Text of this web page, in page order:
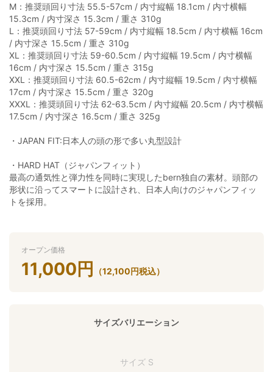
M：推奨頭回り寸法 55.5-57cm / 内寸縦幅 18.1cm / 内寸横幅
15.3cm / 内寸深さ 15.3cm / 重さ 310g
L：推奨頭回り寸法 57-59cm / 内寸縦幅 18.5cm / 内寸横幅 16cm
/ 内寸深さ 15.5cm / 重さ 310g
XL：推奨頭回り寸法 59-60.5cm / 内寸縦幅 19.5cm / 内寸横幅
16cm / 内寸深さ 15.5cm / 重さ 315g
XXL：推奨頭回り寸法 60.5-62cm / 内寸縦幅 19.5cm / 内寸横幅
17cm / 内寸深さ 15.5cm / 重さ 320g
XXXL：推奨頭回り寸法 62-63.5cm / 内寸縦幅 20.5cm / 内寸横幅
17.5cm / 内寸深さ 16.5cm / 重さ 325g
・JAPAN FIT:日本人の頭の形で多い丸型設計
・HARD HAT（ジャパンフィット）
最高の通気性と弾力性を同時に実現したbern独自の素材。頭部の
形状に沿ってスマートに設計され、日本人向けのジャパンフィッ
トを採用。
オープン価格
11,000円 （12,100円税込）
サイズバリエーション
サイズ S